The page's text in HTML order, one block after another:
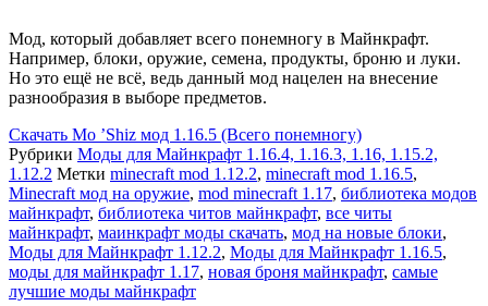
Мод, который добавляет всего понемногу в Майнкрафт.
Например, блоки, оружие, семена, продукты, броню и луки.
Но это ещё не всё, ведь данный мод нацелен на внесение
разнообразия в выборе предметов.
Скачать Mo ’Shiz мод 1.16.5 (Всего понемногу)
Рубрики Моды для Майнкрафт 1.16.4, 1.16.3, 1.16, 1.15.2,
1.12.2 Метки minecraft mod 1.12.2, minecraft mod 1.16.5,
Minecraft мод на оружие, mod minecraft 1.17, библиотека модов
майнкрафт, библиотека читов майнкрафт, все читы
майнкрафт, маинкрафт моды скачать, мод на новые блоки,
Моды для Майнкрафт 1.12.2, Моды для Майнкрафт 1.16.5,
моды для майнкрафт 1.17, новая броня майнкрафт, самые
лучшие моды майнкрафт